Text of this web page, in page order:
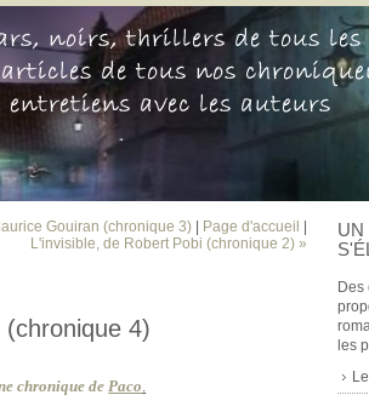
UN
Des
les
Gouiran (chronique 3) Page d'accueil
L'invisible, de Robert Pobi (chronique 2) »
4)
chronique dePaco.